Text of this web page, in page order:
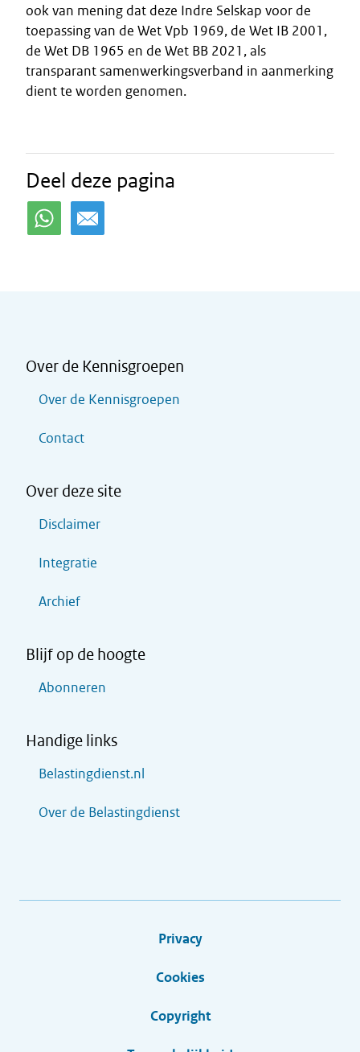
ook van mening dat deze Indre Selskap voor de
toepassing van de Wet Vpb 1969, de Wet IB 2001,
de Wet DB 1965 en de Wet BB 2021, als
transparant samenwerkingsverband in aanmerking
dient te worden genomen.
Deel deze pagina
Over de Kennisgroepen
Over de Kennisgroepen
Contact
Over deze site
Disclaimer
Integratie
Archief
Blijf op de hoogte
Abonneren
Handige links
Belastingdienst.nl
Over de Belastingdienst
Privacy
Cookies
Copyright